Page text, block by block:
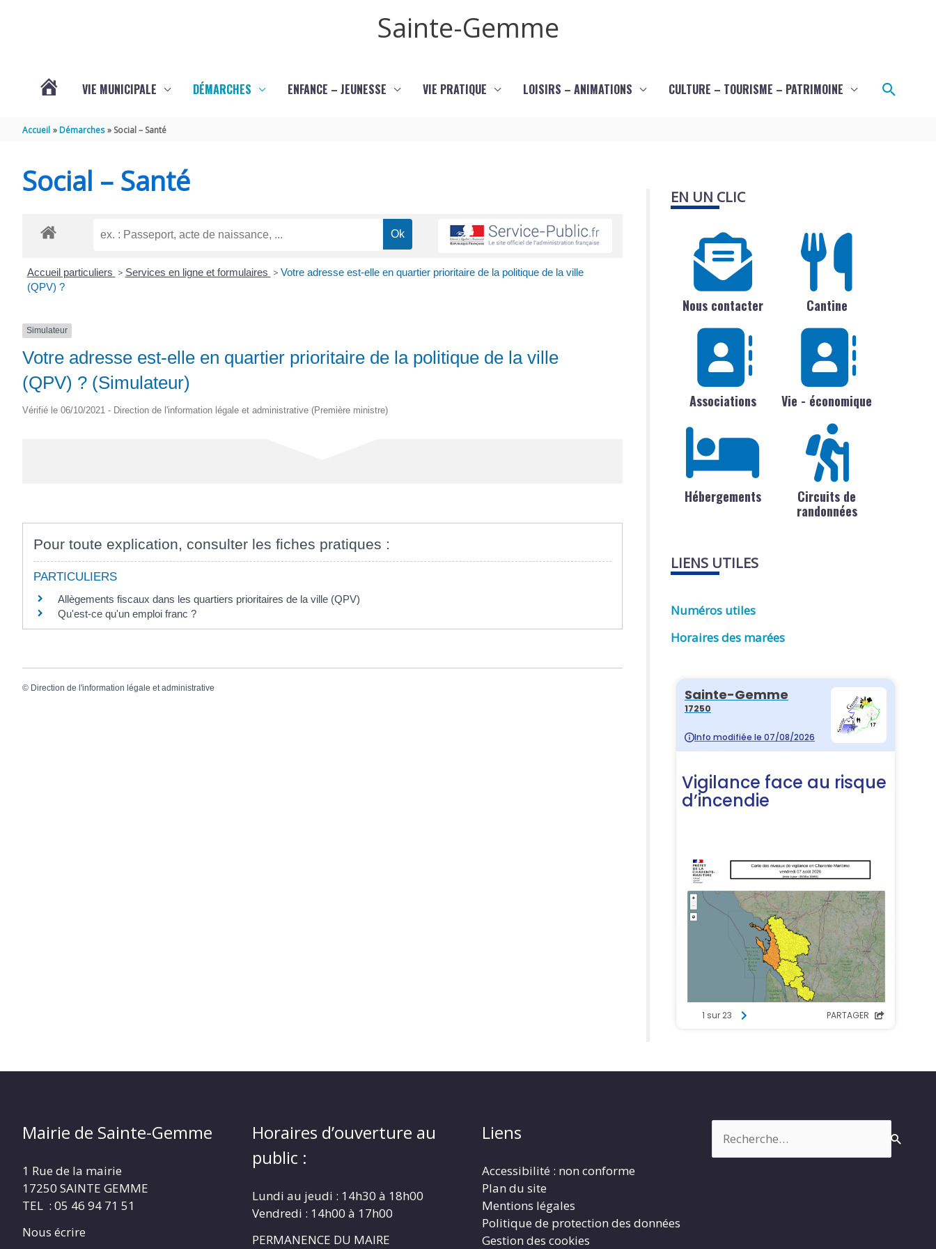
Sainte-Gemme
GEMME
VIE MUNICIPALE DÉMARCHES ENFANCE – JEUNESSE VIE PRATIQUE LOISIRS – ANIMATIONS CULTURE – TOURISME – PATRIMOINE
Accueil Démarches Social – Santé
Social – Santé
Accueil particuliers > Services en ligne et formulaires > Votre adresse est-elle en quartier prioritaire de la politique de la ville
(QPV) ?
Simulateur
Votre adresse est-elle en quartier prioritaire de la politique de la ville
(QPV) ? (Simulateur)
Vérifié le 06/10/2021 - Direction de l'information légale et administrative (Première ministre)
Pour toute explication, consulter les fiches pratiques :
PARTICULIERS
Allègements fiscaux dans les quartiers prioritaires de la ville (QPV)
Qu'est-ce qu'un emploi franc ?
© Direction de l'information légale et administrative
EN UN CLIC
Nous contacter Cantine
Associations Vie - économique
Hébergements
Circuits de
randonnées
LIENS UTILES
Numéros utiles
Horaires des marées
Mairie de Sainte-Gemme
1 Rue de la mairie
17250 SAINTE GEMME
TEL : 05 46 94 71 51
Nous écrire
Horaires d’ouverture au
public :
Lundi au jeudi : 14h30 à 18h00
Vendredi : 14h00 à 17h00
PERMANENCE DU MAIRE
Liens
Accessibilité : non conforme
Plan du site
Mentions légales
Politique de protection des données
Gestion des cookies